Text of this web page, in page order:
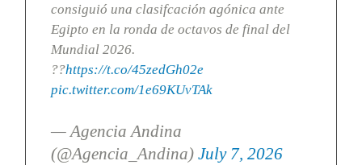
consiguió una clasifcación agónica ante
Egipto en la ronda de octavos de final del
Mundial 2026.
??https://t.co/45zedGh02e
pic.twitter.com/1e69KUvTAk
— Agencia Andina
(@Agencia_Andina) July 7, 2026